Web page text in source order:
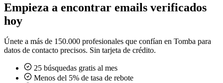
Empieza a encontrar emails verificados
hoy
Únete a más de 150.000 profesionales que confían en Tomba para
datos de contacto precisos. Sin tarjeta de crédito.
25 búsquedas gratis al mes
Menos del 5% de tasa de rebote